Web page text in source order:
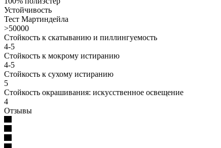
Устойчивость
Тест Мартиндейла
>50000
Стойкость к скатыванию и пиллингуемость
4-5
Стойкость к мокрому истиранию
4-5
Стойкость к сухому истиранию
5
Стойкость окрашивания: искусственное освещение
4
Отзывы